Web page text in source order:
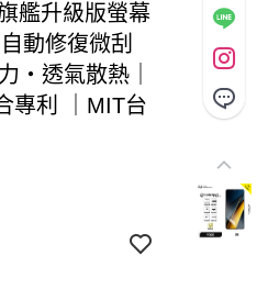
艦升級版螢幕
動修復微刮
・透氣散熱｜
專利 ｜MIT台